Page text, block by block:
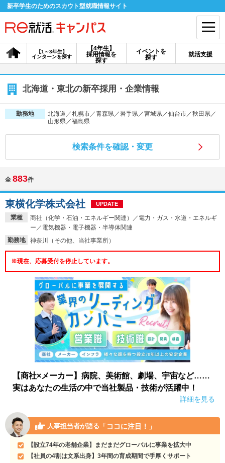
新卒学生のためのスカウト型就職情報サイト
【4年生】
採用情報を
探す
【1～3年生】
インターンを探す
イベントを
探す
就活支援
会員登録 ログイン
会員ID・パスワードを忘れた方はこちら
探す
【4年生】
説明会を探す
【1～3年生】
インターンを探す
就活ノウハウ・サポート
就活支援
就活ノウハウが満載！
適職診断
あなたに合う仕事を診断！
就活チャンネル
動画で対策講座をチェック
就活ニュースペーパー
就活時事ニュースを更新
よくある質問
不明点があればこちら
北海道・東北の新卒採用・企業情報
勤務地
北海道／札幌市／青森県／岩手県／宮城県／仙台市／秋田県／
山形県／福島県
検索条件を確認・変更
全 883件
業種
商社（化学・石油・エネルギー関連）／電力・ガス・水道・エネルギ
ー／電気機器・電子機器・半導体関連
勤務地
神奈川（その他、当社事業所）
東横化学株式会社 UPDATE
※現在、応募受付を停止しています。
【商社×メーカー】病院、美術館、劇場、宇宙など……
実はあなたの生活の中で当社製品・技術が活躍中！
詳細を見る
人事担当者が語る 「ココに注目！」
【設立74年の老舗企業】まだまだグローバルに事業を拡大中
【社員の4割は文系出身】3年間の育成期間で手厚くサポート